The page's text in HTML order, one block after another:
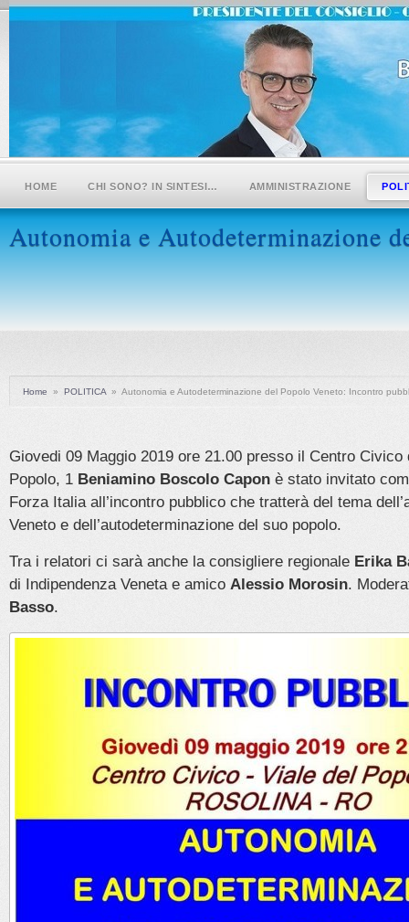
HOME CHI SONO? IN SINTESI… AMMINISTRAZIONE
Autonomia e Autodeterminazione
Home » POLITICA » Autonomia e Autodeterminazione del Popolo Veneto: Incontro
Giovedi 09 Maggio 2019 ore 21.00 presso il Centro
Popolo, 1 Beniamino Boscolo Capon è stato invitato
Forza Italia all’incontro pubblico che tratterà del tema
Veneto e dell’autodeterminazione del suo popolo.
Tra i relatori ci sarà anche la consigliere regionale Erika
di Indipendenza Veneta e amico Alessio Morosin.
Basso.